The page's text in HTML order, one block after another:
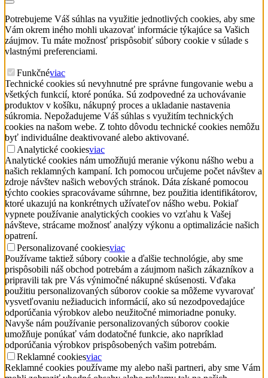
Potrebujeme Váš súhlas na využitie jednotlivých cookies, aby sme
Vám okrem iného mohli ukazovať informácie týkajúce sa Vašich
záujmov. Tu máte možnosť prispôsobiť súbory cookie v súlade s
vlastnými preferenciami.
Funkčnéviac
Technické cookies sú nevyhnutné pre správne fungovanie webu a
všetkých funkcií, ktoré ponúka. Sú zodpovedné za uchovávanie
produktov v košíku, nákupný proces a ukladanie nastavenia
súkromia. Nepožadujeme Váš súhlas s využitím technických
cookies na našom webe. Z tohto dôvodu technické cookies nemôžu
byť individuálne deaktivované alebo aktivované.
Analytické cookiesviac
Analytické cookies nám umožňujú meranie výkonu nášho webu a
našich reklamných kampaní. Ich pomocou určujeme počet návštev a
zdroje návštev našich webových stránok. Dáta získané pomocou
týchto cookies spracovávame súhrnne, bez použitia identifikátorov,
ktoré ukazujú na konkrétnych užívateľov nášho webu. Pokiaľ
vypnete používanie analytických cookies vo vzťahu k Vašej
návšteve, strácame možnosť analýzy výkonu a optimalizácie našich
opatrení.
Personalizované cookiesviac
Používame taktiež súbory cookie a ďalšie technológie, aby sme
prispôsobili náš obchod potrebám a záujmom našich zákazníkov a
pripravili tak pre Vás výnimočné nákupné skúsenosti. Vďaka
použitiu personalizovaných súborov cookie sa môžeme vyvarovať
vysvetľovaniu nežiaducich informácií, ako sú nezodpovedajúce
odporúčania výrobkov alebo neužitočné mimoriadne ponuky.
Navyše nám používanie personalizovaných súborov cookie
umožňuje ponúkať vám dodatočné funkcie, ako napríklad
odporúčania výrobkov prispôsobených vašim potrebám.
Reklamné cookiesviac
Reklamné cookies používame my alebo naši partneri, aby sme Vám